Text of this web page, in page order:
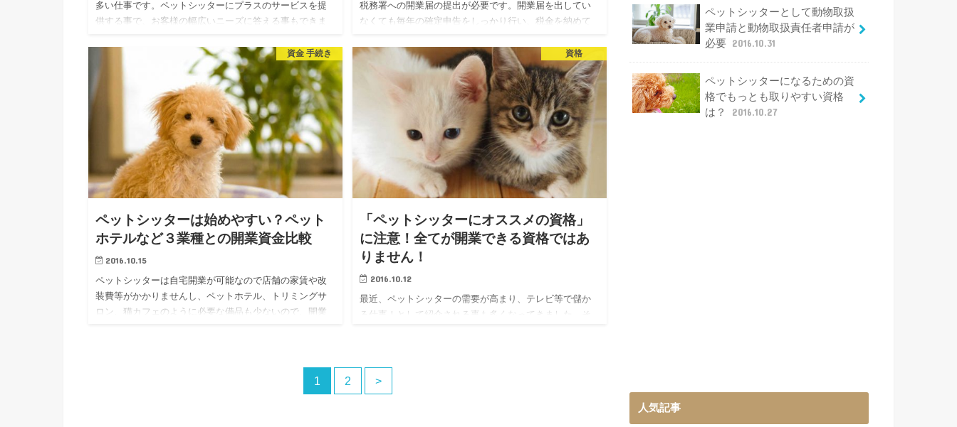
多い仕事です。ペットシッターにプラスのサービスを提
供する事で、お客様の幅広いニーズに答える事もできま
税務署への開業届の提出が必要です。開業届を出してい
なくても毎年の確定申告をしっかり行い、税金を納めて
によって得られるメリ…
資金 手続き
ペットシッターは始めやすい？ペット
ホテルなど３業種との開業資金比較
2016.10.15
ペットシッターは自宅開業が可能なので店舗の家賃や改
装費等がかかりませんし、ペットホテル、トリミングサ
ロン、猫カフェのように必要な備品も少ないので、開業
資格
「ペットシッターにオススメの資格」
に注意！全てが開業できる資格ではあ
りません！
2016.10.12
最近、ペットシッターの需要が高まり、テレビ等で儲か
る仕事！として紹介される事も多くなってきました。そ
1 2 >
ペットシッターとして動物取扱
業申請と動物取扱責任者申請が
必要 2016.10.31
ペットシッターになるための資
格でもっとも取りやすい資格
は？
2016.10.27
人気記事